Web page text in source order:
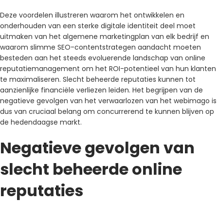
Deze voordelen illustreren waarom het ontwikkelen en
onderhouden van een sterke digitale identiteit deel moet
uitmaken van het algemene marketingplan van elk bedrijf en
waarom slimme SEO-contentstrategen aandacht moeten
besteden aan het steeds evoluerende landschap van online
reputatiemanagement om het ROI-potentieel van hun klanten
te maximaliseren. Slecht beheerde reputaties kunnen tot
aanzienlijke financiële verliezen leiden. Het begrijpen van de
negatieve gevolgen van het verwaarlozen van het webimago is
dus van cruciaal belang om concurrerend te kunnen blijven op
de hedendaagse markt.
Negatieve gevolgen van
slecht beheerde online
reputaties